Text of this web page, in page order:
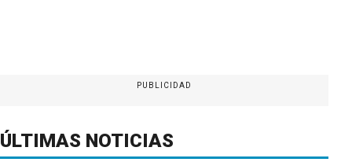
PUBLICIDAD
ÚLTIMAS NOTICIAS